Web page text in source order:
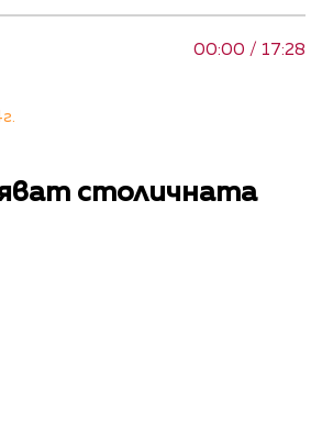
00:00 / 17:28
столичната